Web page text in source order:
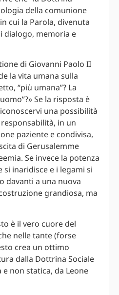
della comunione
cui la Parola, divenuta
dialogo, memoria e
di Giovanni Paolo II
la vita umana sulla
“più umana”? La
Se la risposta è
una possibilità
in un
paziente e condivisa,
di Gerusalemme
Se invece la potenza
inaridisce e i legami si
davanti a una nuova
grandiosa, ma
è il vero cuore del
nelle tante (forse
crea un ottimo
dalla Dottrina Sociale
e non statica, da Leone